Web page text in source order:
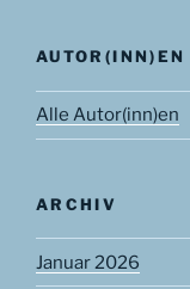
AUTOR(INN)EN
Alle Autor(inn)en
ARCHIV
Januar 2026